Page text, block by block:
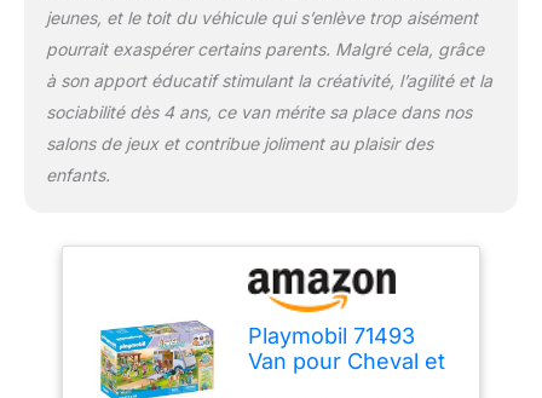
main facile Pour une
utilisation quotidienne :
qualité supérieure et
design robuste,
nettoyage facile des
pièces (sans
plastique fabriqué avec
plus de 80% de
matériaux recyclés ou
biosourcés en moyenne,
LxPxH: Abri avec
paddock : 32,5 x 19 x
jeunes, et le toit du véhicule qui s’enlève trop aisément
pourrait exaspérer certains parents. Malgré cela, grâce
à son apport éducatif stimulant la créativité, l’agilité et la
sociabilité dès 4 ans, ce van mérite sa place dans nos
salons de jeux et contribue joliment au plaisir des
enfants.
Playmobil 71493
Van pour Cheval et